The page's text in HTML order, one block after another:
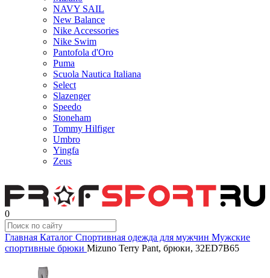
NAVY SAIL
New Balance
Nike Accessories
Nike Swim
Pantofola d'Oro
Puma
Scuola Nautica Italiana
Select
Slazenger
Speedo
Stoneham
Tommy Hilfiger
Umbro
Yingfa
Zeus
0
Главная Каталог Спортивная одежда для мужчин Мужские
спортивные брюки Mizuno Terry Pant, брюки, 32ED7B65